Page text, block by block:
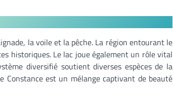
la voile et la pêche. La région entourant le
historiques. Le lac joue également un rôle vital
diversifié soutient diverses espèces de la
est un mélange captivant de beauté